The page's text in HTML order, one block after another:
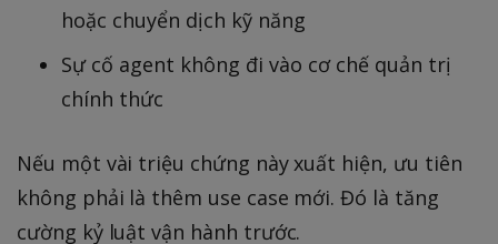
hoặc chuyển dịch kỹ năng
Sự cố agent không đi vào cơ chế quản trị
chính thức
Nếu một vài triệu chứng này xuất hiện, ưu tiên
không phải là thêm use case mới. Đó là tăng
cường kỷ luật vận hành trước.